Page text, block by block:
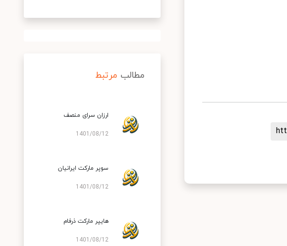
مطالب مرتبط
ارزان سرای منصف
1401/08/12
سوپر مارکت ایرانیان
1401/08/12
هایپر مارکت ذرفام
1401/08/12